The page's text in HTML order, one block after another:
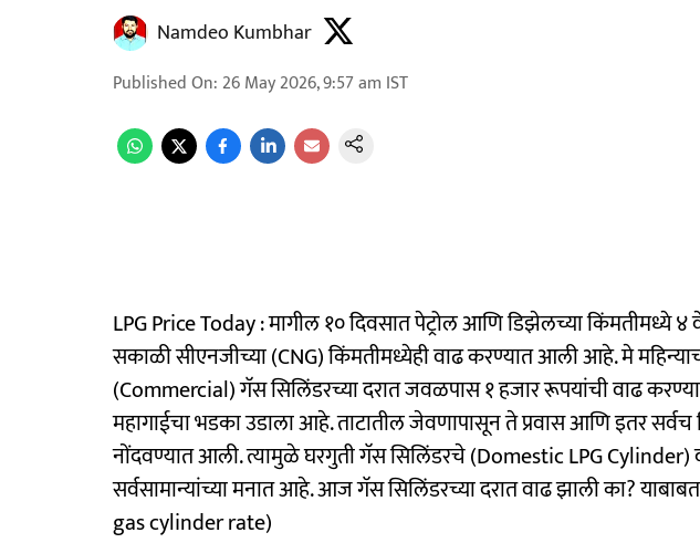
Namdeo Kumbhar
Published On: 26 May 2026, 9:57 am IST
LPG Price Today : मागील १० दिवसात पेट्रोल आणि डिझेलच्या
सकाळी सीएनजीच्या (CNG) किंमतीमध्येही वाढ करण्यात आली आहे. मे
(Commercial) गॅस सिलिंडरच्या दरात जवळपास १ हजार रूपयांची वाढ
महागाईचा भडका उडाला आहे. ताटातील जेवणापासून ते प्रवास आणि इतर सर्वच
नोंदवण्यात आली. त्यामुळे घरगुती गॅस सिलिंडरचे (Domestic LPG Cylinder)
सर्वसामान्यांच्या मनात आहे. आज गॅस सिलिंडरच्या दरात वाढ झाली का?
gas cylinder rate)